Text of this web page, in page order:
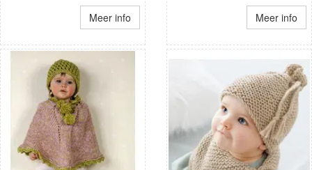
Meer info Meer info